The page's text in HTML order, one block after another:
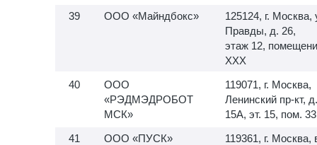
ООО «Майндбокс»
125124, г. Москва,
Правды, д. 26,
этаж 12,
XXX
ООО
«РЭДМЭДРОБОТ
МСК»
119071, г. Москва,
Ленинский пр-кт, д.
15А, эт. 15, пом. 33
ООО «ПУСК»
119361, г. Москва,